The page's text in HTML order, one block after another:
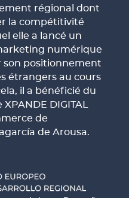
régional dont
la compétitivité
elle a lancé un
numérique
son positionnement
étrangers au cours
il a bénéficié du
DIGITAL
de
de Arousa.